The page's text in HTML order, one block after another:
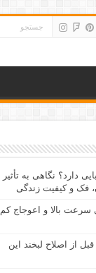
دارد؟ نگاهی به تأثیر
فک و کیفیت زندگی
سرعت بالا و اعوجاج کم
از اصلاح لبخند این